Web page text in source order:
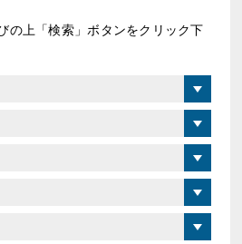
の上「検索」ボタンをクリック下